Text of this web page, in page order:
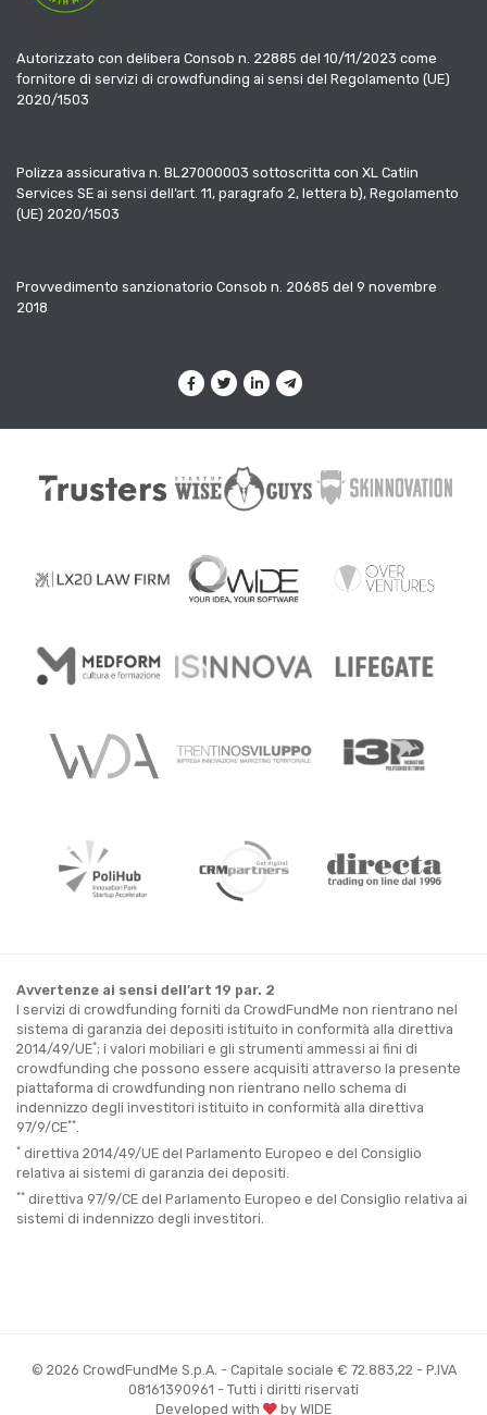
Autorizzato con delibera Consob n. 22885 del 10/11/2023 come
fornitore di servizi di crowdfunding ai sensi del Regolamento (UE)
2020/1503
Polizza assicurativa n. BL27000003 sottoscritta con XL Catlin
Services SE ai sensi dell’art. 11, paragrafo 2, lettera b), Regolamento
(UE) 2020/1503
Provvedimento sanzionatorio Consob n. 20685 del 9 novembre
2018
Avvertenze ai sensi dell’art 19 par. 2
I servizi di crowdfunding forniti da CrowdFundMe non rientrano nel
sistema di garanzia dei depositi istituito in conformità alla direttiva
2014/49/UE*; i valori mobiliari e gli strumenti ammessi ai fini di
crowdfunding che possono essere acquisiti attraverso la presente
piattaforma di crowdfunding non rientrano nello schema di
indennizzo degli investitori istituito in conformità alla direttiva
97/9/CE**.
* direttiva 2014/49/UE del Parlamento Europeo e del Consiglio
relativa ai sistemi di garanzia dei depositi.
** direttiva 97/9/CE del Parlamento Europeo e del Consiglio relativa ai
sistemi di indennizzo degli investitori.
© 2026 CrowdFundMe S.p.A. - Capitale sociale € 72.883,22 - P.IVA
08161390961 - Tutti i diritti riservati
Developed with
by WIDE